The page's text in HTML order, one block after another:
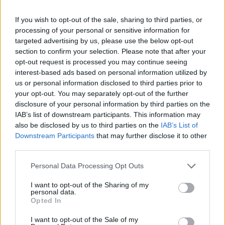
If you wish to opt-out of the sale, sharing to third parties, or
processing of your personal or sensitive information for
targeted advertising by us, please use the below opt-out
section to confirm your selection. Please note that after your
opt-out request is processed you may continue seeing
interest-based ads based on personal information utilized by
us or personal information disclosed to third parties prior to
your opt-out. You may separately opt-out of the further
disclosure of your personal information by third parties on the
IAB’s list of downstream participants. This information may
also be disclosed by us to third parties on the IAB’s List of
Downstream Participants that may further disclose it to other
Personal Data Processing Opt Outs
I want to opt-out of the Sharing of my
personal data.
Opted In
I want to opt-out of the Sale of my
Misteri rreth takimit sekret
Pezeshkian-Khamenei në
Teheran! Ata ishin në një
makinë me xhama të errët,
duke e dëgjuar njëri-
tjetrin, por pa e parë
Mallakastër/ Zjarri del
jashtë kontrollit në
masivin pyjor të Drenijës!
Pas Ngrëçanit, pritet
ndërhyrja nga ajri (VIDEO)
Propozimi i PS për
Flet kryebashkiakja
socialiste Valbona Kola:
karrigia është e
PD kërkon të anulohet
për avionët zjarrfikës,
nisë hetimi i SPAK